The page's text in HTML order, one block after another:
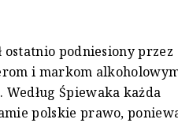
ostatnio podniesiony przez
i markom
Śpiewaka każda
polskie prawo,